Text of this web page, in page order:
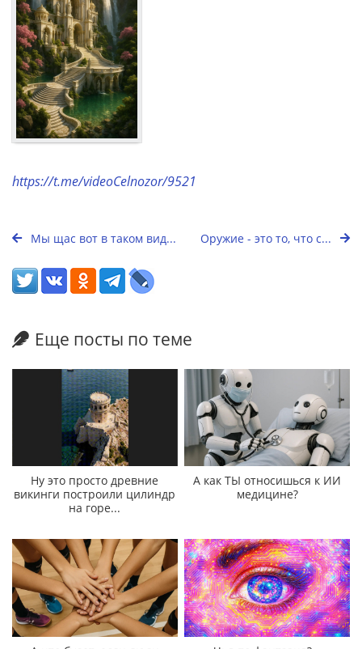
https://t.me/videoCelnozor/9521
Мы щас вот в таком вид... Оружие - это то, что с...
Еще посты по теме
Ну это просто древние
викинги построили цилиндр
на горе...
А как ТЫ относишься к ИИ
медицине?